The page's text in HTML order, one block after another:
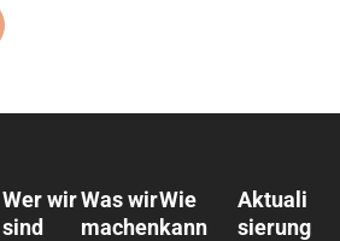
Wer wir
sind
Was wir
machen
Wie
kann
Aktuali
sierung